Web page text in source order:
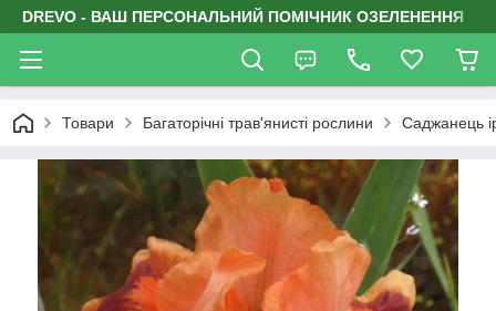
DREVO - ВАШ ПЕРСОНАЛЬНИЙ ПОМІЧНИК ОЗЕЛЕНЕННЯ
Товари Багаторічні трав'янисті рослини Саджанець